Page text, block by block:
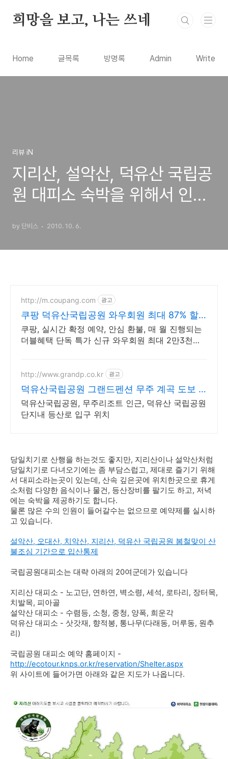
희망을 보고, 나는 쓰네
Home 글목록 방명록 Admin Write
리뷰 iN
지리산, 설악산, 덕유산 국립공
원 대피소 숙박을 위해서 인터
by 단비스 2010. 10. 6.
http://m.coupang.com 광고
쿠팡 덕유산국립공원 와우회원 최대 87% 할
인
쿠팡, 실시간 확정 예약, 안심 환불, 매 월 진행되는
더블혜택 단독 특가 신규 와우회원 최대 2만3천원
http://www.grandp.co.kr 광고
덕유산국립공원 그랜드펜션 무주 계곡 도보 1
분거리
덕유산국립공원, 무주리조트 인근, 덕유산 국립공원
단지내 등산로 입구 위치
당일치기로 산행을 하는것도 좋지만, 지리산이나 설악산처럼
당일치기로 다녀오기에는 좀 부담스럽고, 제대로 즐기기 위해
서 대피소라는곳이 있는데, 산속 깊은곳에 위치한곳으로 휴게
소처럼 다양한 음식이나 물건, 등산장비를 팔기도 하고, 저녁
에는 숙박을 제공하기도 합니다.
물론 많은 수의 인원이 들어갈수는 없으므로 예약제를 실시하
고 있습니다.
설악산, 오대산, 치악산, 지리산, 덕유산 국립공원 봄철맞이 산
불조심 기간으로 입산통제
국립공원대피소는 대략 아래의 20여군데가 있습니다
지리산 대피소 - 노고단, 연하연, 벽소령, 세석, 로타리, 장터목,
치발목, 피아골
설악산 대피소 - 수렴등, 소청, 중청, 양폭, 희운각
덕유산 대피소 - 삿갓재, 향적봉, 통나무(다래동, 머루동, 원추
리)
국립공원 대피소 예약 홈페이지 -
http://ecotour.knps.or.kr/reservation/Shelter.aspx
위 사이트에 들어가면 아래와 같은 지도가 나옵니다.